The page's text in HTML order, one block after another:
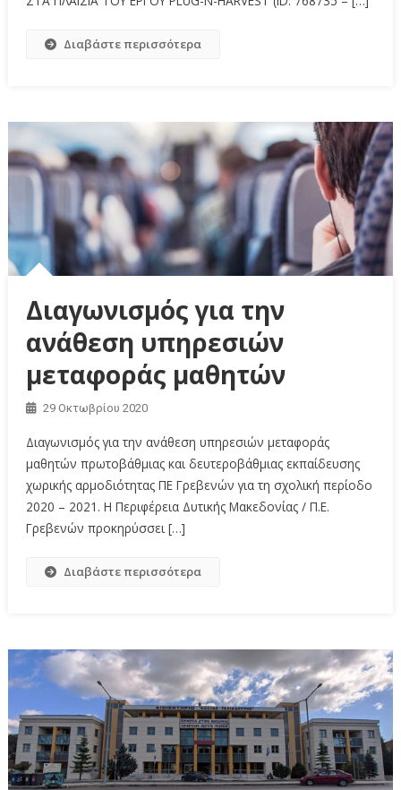
Διαβάστε περισσότερα
Διαγωνισμός για την
ανάθεση υπηρεσιών
μεταφοράς μαθητών
29 Οκτωβρίου 2020
Διαγωνισμός για την ανάθεση υπηρεσιών μεταφοράς
μαθητών πρωτοβάθμιας και δευτεροβάθμιας εκπαίδευσης
χωρικής αρμοδιότητας ΠΕ Γρεβενών για τη σχολική περίοδο
2020 – 2021. Η Περιφέρεια Δυτικής Μακεδονίας / Π.Ε.
Γρεβενών προκηρύσσει […]
Διαβάστε περισσότερα